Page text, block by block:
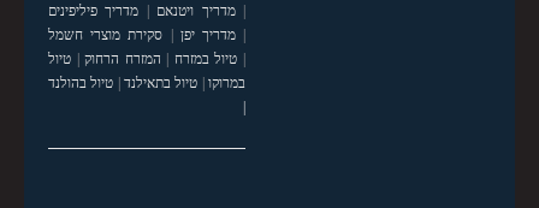
|מדריך ויטנאם | מדריך פיליפינים
|מדריך יפן | סקירת מוצרי חשמל
| טיול במזרח | המזרח הרחוק| טיול
במרוקו| טיול בתאילנד| טיול בהולנד
|